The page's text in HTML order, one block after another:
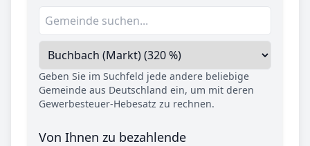
Geben Sie im Suchfeld jede andere beliebige
Gemeinde aus Deutschland ein, um mit deren
Gewerbesteuer-Hebesatz zu rechnen.
Von Ihnen zu bezahlende